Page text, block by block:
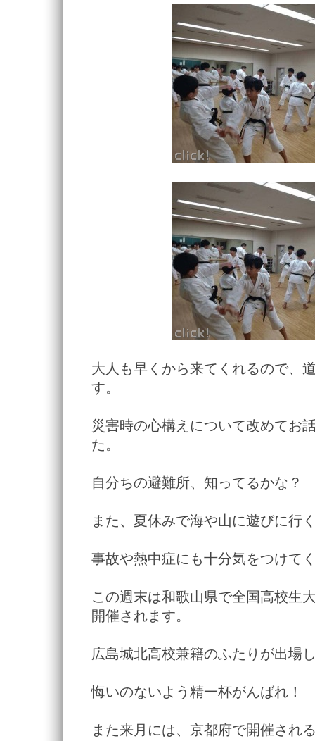
大人も早くから来てくれるので、
す。
災害時の心構えについて改めてお
た。
自分ちの避難所、知ってるかな？
また、夏休みで海や山に遊びに行
事故や熱中症にも十分気をつけて
この週末は和歌山県で全国高校生
開催されます。
広島城北高校兼籍のふたりが出場
悔いのないよう精一杯がんばれ！
また来月には、京都府で開催され